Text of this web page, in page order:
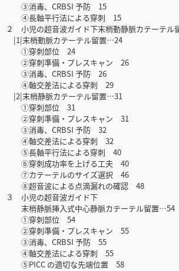
③消毒、CRBSI 予防 15
④長軸平行法による穿刺 15
２ 小児の超音波ガイド下末梢動静脈カテーテル
|1|末梢動脈カテーテル留置…24
①穿刺部位 24
②穿刺準備・プレスキャン 26
③消毒、CRBSI 予防 26
④軸交差法による穿刺 29
|2|末梢静脈カテーテル留置…31
①穿刺部位 31
②穿刺準備・プレスキャン 31
③消毒、CRBSI 予防 32
④軸交差法による穿刺 32
⑤長軸平行法による穿刺 40
⑥穿刺成功率を上げる工夫 40
⑦カテーテルのサイズ選択 46
⑧超音波による点滴漏れの確認 48
３ 小児の超音波ガイド下
末梢静脈挿入式中心静脈カテーテル留置…54
①穿刺部位 54
②穿刺準備・プレスキャン 55
③消毒、CRBSI 予防 55
④軸交差法による穿刺 55
⑤PICC の適切な先端位置 58